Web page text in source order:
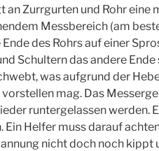
an Zurrgurten und Rohr eine
Messbereich (am
Ende des Rohrs auf einer
Schultern das andere
was aufgrund der
vorstellen mag. Das
runtergelassen werden.
Ein Helfer muss darauf
nicht doch noch kippt